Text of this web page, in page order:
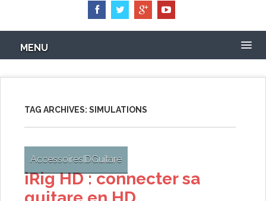
MENU
TAG ARCHIVES: SIMULATIONS
AccessoiresIDGuitare
iRig HD : connecter sa